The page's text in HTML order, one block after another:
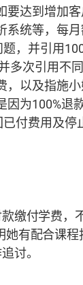
达到增加
统等，每
，并引用
多次引用不
以及指施
为100%
付费用及停
缴付学费，
有配合课
讨。